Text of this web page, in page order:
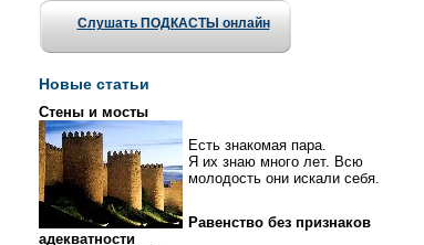
Слушать ПОДКАСТЫ онлайн
Новые статьи
Стены и мосты
Есть знакомая пара.
Я их знаю много лет. Всю
молодость они искали себя.
Равенство без признаков
адекватности